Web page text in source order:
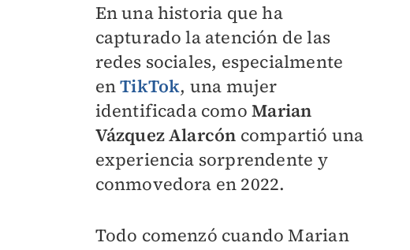
En una historia que ha
capturado la atención de las
redes sociales, especialmente
enTikTok, una mujer
identificada comoMarian
Vázquez Alarcón compartió una
experiencia sorprendente y
conmovedora en 2022.
Todo comenzó cuando Marian